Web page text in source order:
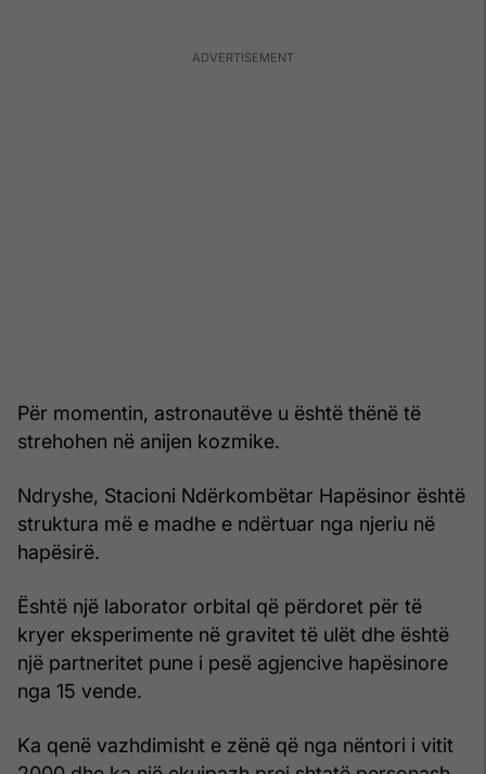
Për momentin, astronautëve u është thënë të
strehohen në anijen kozmike.
Ndryshe, Stacioni Ndërkombëtar Hapësinor është
struktura më e madhe e ndërtuar nga njeriu në
hapësirë.
Është një laborator orbital që përdoret për të
kryer eksperimente në gravitet të ulët dhe është
një partneritet pune i pesë agjencive hapësinore
nga 15 vende.
Ka qenë vazhdimisht e zënë që nga nëntori i vitit